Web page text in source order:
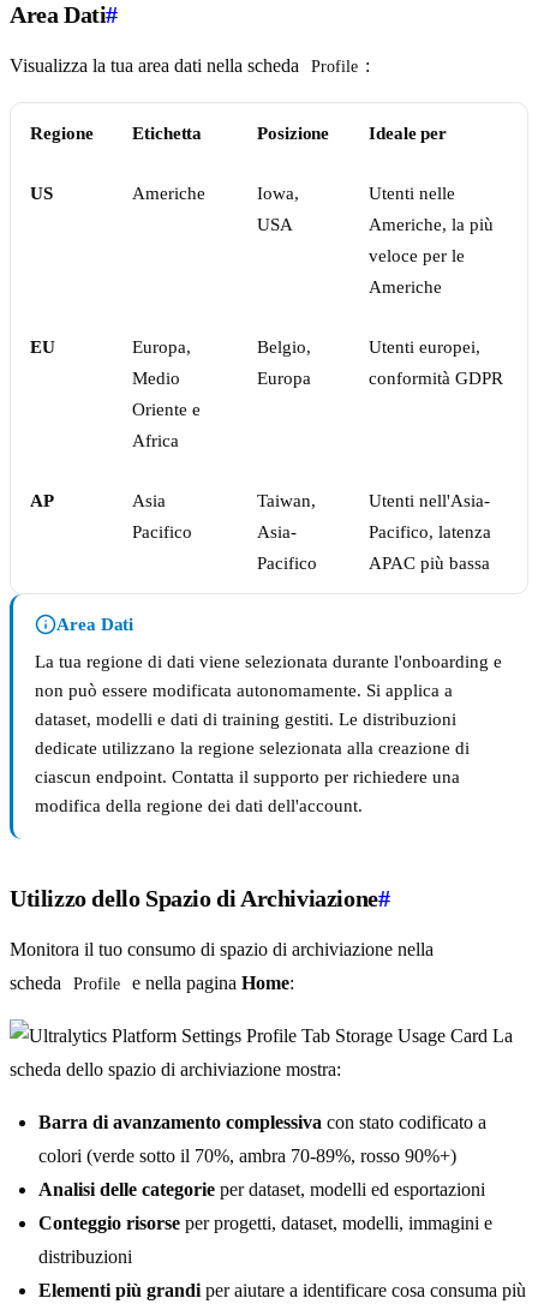
Area Dati#
Visualizza la tua area dati nella scheda Profile :
Regione Etichetta Posizione Ideale per
US Americhe
Iowa,
USA
Utenti nelle
Americhe, la più
veloce per le
Americhe
EU
Europa,
Medio
Oriente e
Africa
Belgio,
Europa
Utenti europei,
conformità GDPR
AP
Asia
Pacifico
Taiwan,
Asia-
Pacifico
Utenti nell'Asia-
Pacifico, latenza
APAC più bassa
Area Dati
La tua regione di dati viene selezionata durante l'onboarding e
non può essere modificata autonomamente. Si applica a
dataset, modelli e dati di training gestiti. Le distribuzioni
dedicate utilizzano la regione selezionata alla creazione di
ciascun endpoint. Contatta il supporto per richiedere una
modifica della regione dei dati dell'account.
Utilizzo dello Spazio di Archiviazione#
Monitora il tuo consumo di spazio di archiviazione nella
scheda
Profile e nella pagina Home:
La
scheda dello spazio di archiviazione mostra:
Barra di avanzamento complessiva con stato codificato a
colori (verde sotto il 70%, ambra 70-89%, rosso 90%+)
Analisi delle categorie per dataset, modelli ed esportazioni
Conteggio risorse per progetti, dataset, modelli, immagini e
distribuzioni
Elementi più grandi per aiutare a identificare cosa consuma più